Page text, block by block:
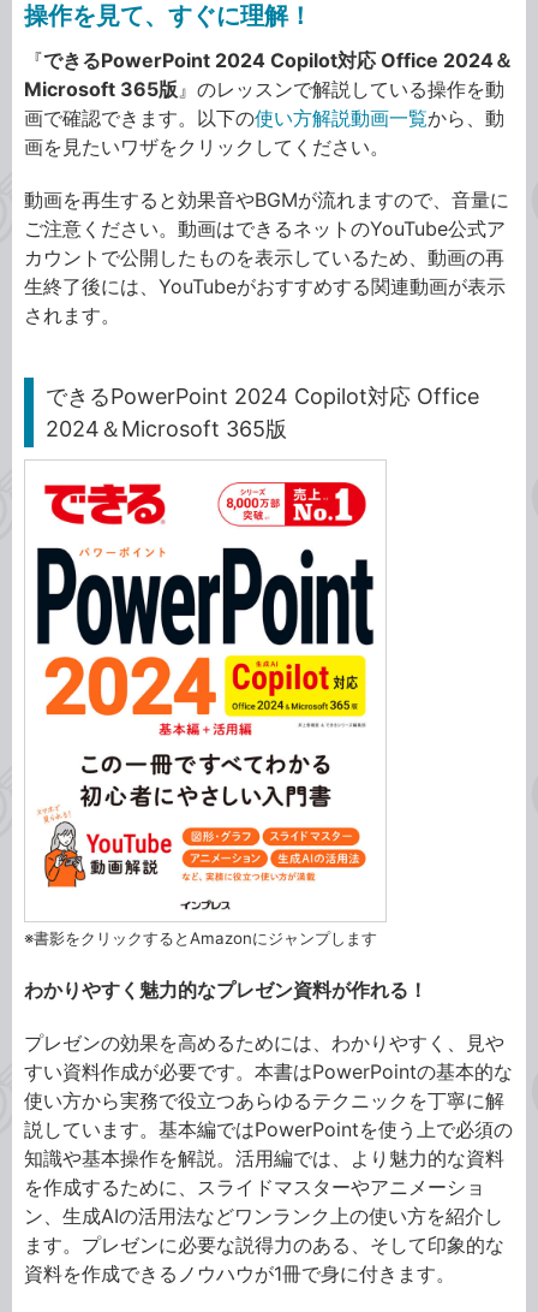
操作を見て、すぐに理解！
『できるPowerPoint 2024 Copilot対応 Office 2024＆
Microsoft 365版』のレッスンで解説している操作を動
画で確認できます。以下の使い方解説動画一覧から、動
画を見たいワザをクリックしてください。
動画を再生すると効果音やBGMが流れますので、音量に
ご注意ください。動画はできるネットのYouTube公式ア
カウントで公開したものを表示しているため、動画の再
生終了後には、YouTubeがおすすめする関連動画が表示
されます。
できるPowerPoint 2024 Copilot対応 Office
2024＆Microsoft 365版
※書影をクリックするとAmazonにジャンプします
わかりやすく魅力的なプレゼン資料が作れる！
プレゼンの効果を高めるためには、わかりやすく、見や
すい資料作成が必要です。本書はPowerPointの基本的な
使い方から実務で役立つあらゆるテクニックを丁寧に解
説しています。基本編ではPowerPointを使う上で必須の
知識や基本操作を解説。活用編では、より魅力的な資料
を作成するために、スライドマスターやアニメーショ
ン、生成AIの活用法などワンランク上の使い方を紹介し
ます。プレゼンに必要な説得力のある、そして印象的な
資料を作成できるノウハウが1冊で身に付きます。